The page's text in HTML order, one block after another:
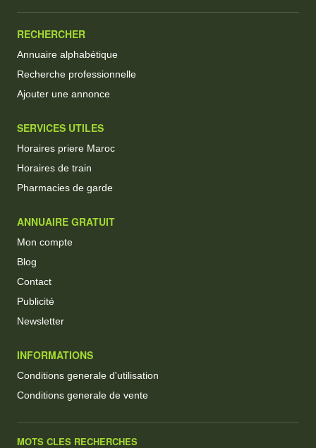
RECHERCHER
Annuaire alphabétique
Recherche professionnelle
Ajouter une annonce
SERVICES UTILES
Horaires priere Maroc
Horaires de train
Pharmacies de garde
ANNUAIRE GRATUIT
Mon compte
Blog
Contact
Publicité
Newsletter
INFORMATIONS
Conditions generale d'utilisation
Conditions generale de vente
MOTS CLES RECHERCHES